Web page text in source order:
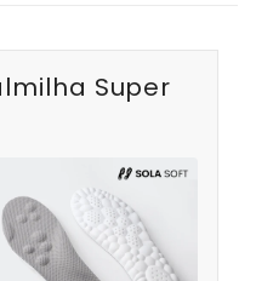
Super